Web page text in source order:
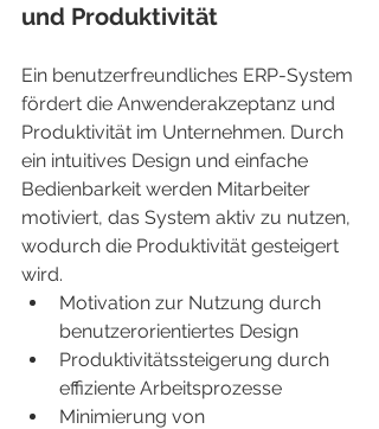
und Produktivität
Ein benutzerfreundliches ERP-System
fördert die Anwenderakzeptanz und
Produktivität im Unternehmen. Durch
ein intuitives Design und einfache
Bedienbarkeit werden Mitarbeiter
motiviert, das System aktiv zu nutzen,
wodurch die Produktivität gesteigert
wird.
Motivation zur Nutzung durch
benutzerorientiertes Design
Produktivitätssteigerung durch
effiziente Arbeitsprozesse
Minimierung von